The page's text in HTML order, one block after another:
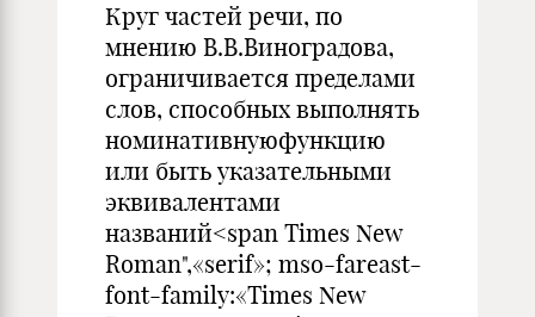
Круг частей речи, по
мнению В.В.Виноградова,
ограни­чивается пределами
слов, способных выполнять
номина­тивнуюфункцию
или быть указательными
эквивалента­ми
названий<span Times New
Roman",«serif»; mso-fareast-
font-family:«Times New